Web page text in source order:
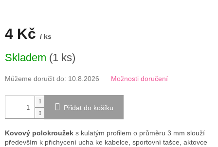
4 Kč / ks
cena:
Skladem (1 ks)
Můžeme doručit do: 10.8.2026 Možnosti doručení
Přidat do košíku
Kovový polokroužek s kulatým profilem o průměru 3 mm slouží
především k přichycení ucha ke kabelce, sportovní tašce, aktovce